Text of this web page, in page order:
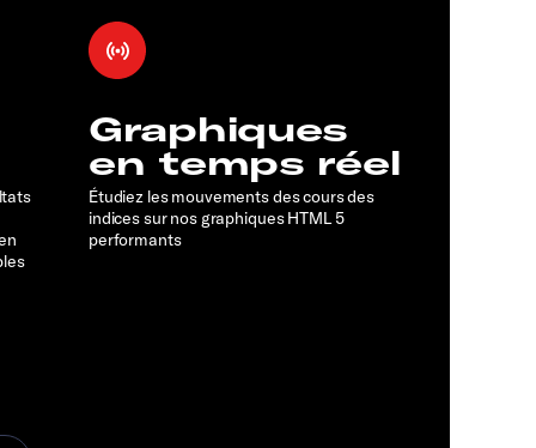
Graphiques
en temps réel
Étudiez les mouvements des cours des
indices sur nos graphiques HTML 5
performants